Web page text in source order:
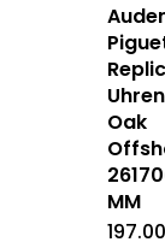
Oak
MM
197.00